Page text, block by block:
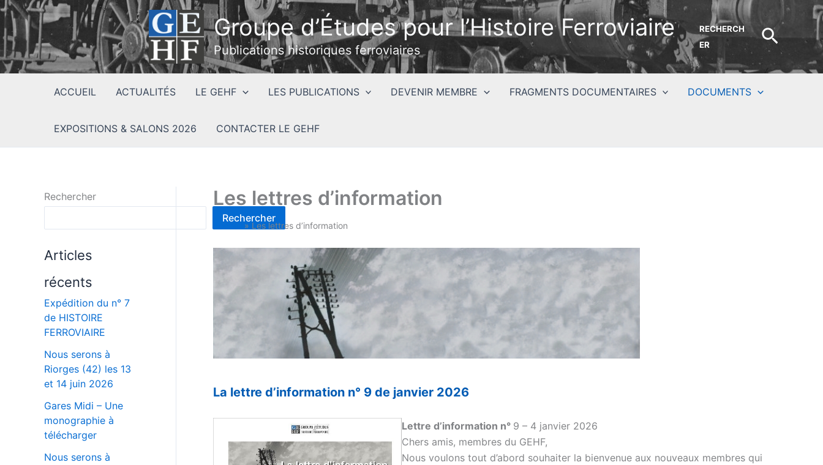
Aller
contenu
Groupe d’Études pour l’Histoire Ferroviaire
Publications historiques ferroviaires
RECHERCH
ER
ACCUEIL ACTUALITÉS LE GEHF LES PUBLICATIONS DEVENIR MEMBRE FRAGMENTS DOCUMENTAIRES DOCUMENTS
EXPOSITIONS & SALONS 2026 CONTACTER LE GEHF
Rechercher
Rechercher
Articles
récents
Expédition du n° 7
de HISTOIRE
FERROVIAIRE
Nous serons à
Riorges (42) les 13
et 14 juin 2026
Gares Midi – Une
monographie à
télécharger
Nous serons à
Les lettres d’information
Accueil » Les lettres d’information
La lettre d’information n° 9 de janvier 2026
Lettre d’information n° 9 – 4 janvier 2026
Chers amis, membres du GEHF,
Nous voulons tout d’abord souhaiter la bienvenue aux nouveaux membres qui